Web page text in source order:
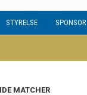
STYRELSE SPONSOR
MATCHER